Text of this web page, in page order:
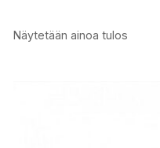
Näytetään ainoa tulos